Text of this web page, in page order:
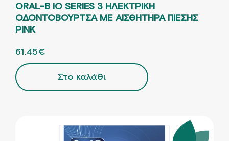
ORAL-B IO SERIES 3 ΗΛΕΚΤΡΙΚΗ
ΟΔΟΝΤΟΒΟΥΡΤΣΑ ΜΕ ΑΙΣΘΗΤΗΡΑ ΠΙΕΣΗΣ
PINK
ORIGINAL PRICE WAS: 136.55€.
61.45€
Στο καλάθι